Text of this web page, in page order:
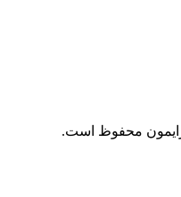
محفوظ است.